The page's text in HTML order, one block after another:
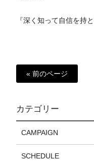
『深く知って自信を持
« 前のページ
カテゴリー
CAMPAIGN
SCHEDULE